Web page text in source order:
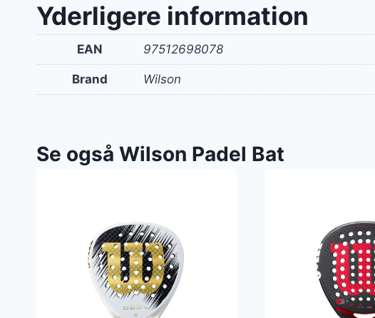
Yderligere information
EAN 97512698078
Brand Wilson
Se også Wilson Padel Bat